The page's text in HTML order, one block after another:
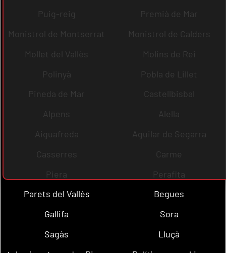
Puig-reig
Premià de Mar
Monistrol de Montserrat
Monistrol de Calders
Mollet del Vallès
Molins de Rei
Polinyà
Pobla de Lillet
Pineda de Mar
Castellbisbal
Alpens
Alella
Aiguafreda
Aguilar de Segarra
Casserres
Carme
Piera
Perafita
Parets del Vallès
Begues
Gallifa
Sora
Sagàs
Lluçà